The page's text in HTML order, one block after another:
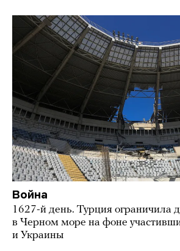
Война
1627-й день. Турция ограничила
в Черном море на фоне
и Украины